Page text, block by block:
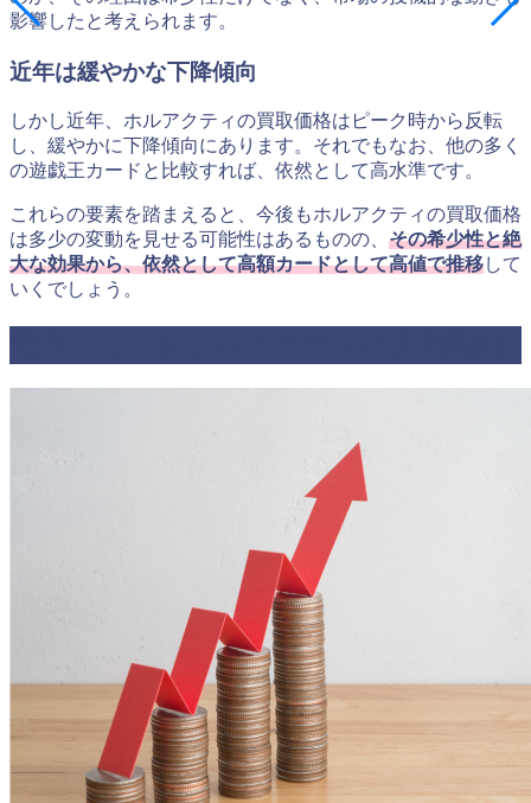
影響したと考えられます。
近年は緩やかな下降傾向
しかし近年、ホルアクティの買取価格はピーク時から反転
し、緩やかに下降傾向にあります。それでもなお、他の多く
の遊戯王カードと比較すれば、依然として高水準です。
これらの要素を踏まえると、今後もホルアクティの買取価格
は多少の変動を見せる可能性はあるものの、 その希少性と絶
大な効果から、依然として高額カードとして高値で推移して
いくでしょう。